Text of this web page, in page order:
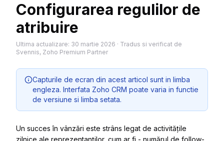
Configurarea regulilor de
atribuire
Ultima actualizare: 30 martie 2026 · Tradus si verificat de
Svennis, Zoho Premium Partner
Capturile de ecran din acest articol sunt in limba
engleza. Interfata Zoho CRM poate varia in functie
de versiune si limba setata.
Un succes în vânzări este strâns legat de activitățile
zilnice ale reprezentanților, cum ar fi - numărul de follow-